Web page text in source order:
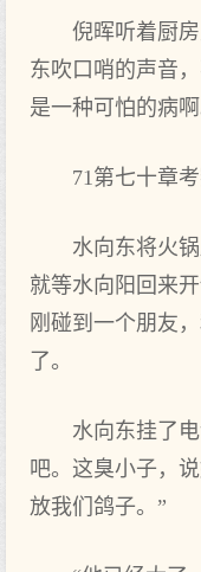
倪晖听着厨
东吹口哨的声音
是一种可怕的病啊
71第七十章
水向东将火
就等水向阳回来
刚碰到一个朋友
了。
水向东挂了
吧。这臭小子，
放我们鸽子。”